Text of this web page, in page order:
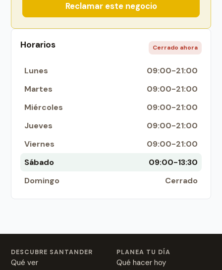
Reclamar este negocio
Horarios Cerrado ahora
Lunes
09:00-21:00
Martes
09:00-21:00
Miércoles
09:00-21:00
Jueves
09:00-21:00
Viernes
09:00-21:00
Sábado
09:00-13:30
Domingo
Cerrado
DESCUBRE SANTANDER
Qué ver
PLANEA TU DÍA
Qué hacer hoy